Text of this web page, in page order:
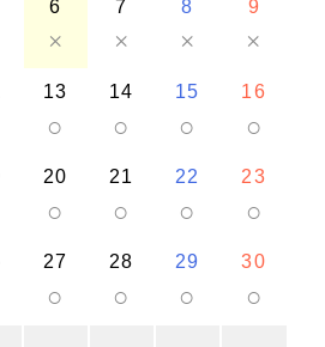
6
×
7
×
8
×
9
×
13
○
14
○
15
○
16
○
20
○
21
○
22
○
23
○
27
○
28
○
29
○
30
○